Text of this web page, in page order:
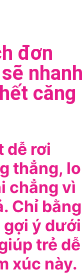
đơn
nhanh
căng
dễ rơi
thẳng, lo
chẳng vì
Chỉ bằng
ý dưới
trẻ dễ
xúc này.